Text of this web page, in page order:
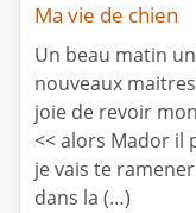
Ma vie de chien
Un beau matin
nouveaux
joie de revoir
<< alors Mador il
je vais te
dans la (…)